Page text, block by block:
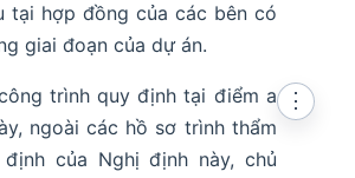
tại hợp đồng của các bên có
giai đoạn của dự án.
trình quy định tại điểm a
ngoài các hồ sơ trình thẩm
của Nghị định này, chủ
⋮